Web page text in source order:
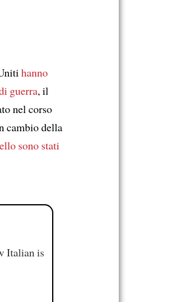
hanno
guerra, il
nel corso
cambio della
sono stati
Italian is